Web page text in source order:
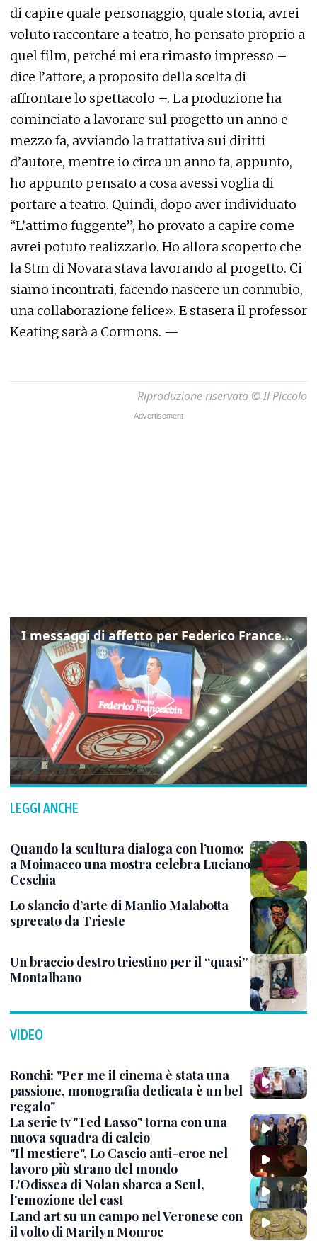
di capire quale personaggio, quale storia, avrei
voluto raccontare a teatro, ho pensato proprio a
quel film, perché mi era rimasto impresso –
dice l’attore, a proposito della scelta di
affrontare lo spettacolo –. La produzione ha
cominciato a lavorare sul progetto un anno e
mezzo fa, avviando la trattativa sui diritti
d’autore, mentre io circa un anno fa, appunto,
ho appunto pensato a cosa avessi voglia di
portare a teatro. Quindi, dopo aver individuato
“L’attimo fuggente”, ho provato a capire come
avrei potuto realizzarlo. Ho allora scoperto che
la Stm di Novara stava lavorando al progetto. Ci
siamo incontrati, facendo nascere un connubio,
una collaborazione felice». E stasera il professor
Keating sarà a Cormons. —
Riproduzione riservata © Il Piccolo
I messaggi di affetto per Federico Franceschin: così il mondo del basket gli è stato accanto fino all’ultimo
LEGGI ANCHE
Quando la scultura dialoga con l’uomo:
a Moimacco una mostra celebra Luciano
Ceschia
Lo slancio d’arte di Manlio Malabotta
sprecato da Trieste
Un braccio destro triestino per il “quasi”
Montalbano
VIDEO
Ronchi: "Per me il cinema è stata una
passione, monografia dedicata è un bel
regalo"
La serie tv "Ted Lasso" torna con una
nuova squadra di calcio
"Il mestiere", Lo Cascio anti-eroe nel
lavoro più strano del mondo
L'Odissea di Nolan sbarca a Seul,
l'emozione del cast
Land art su un campo nel Veronese con
il volto di Marilyn Monroe